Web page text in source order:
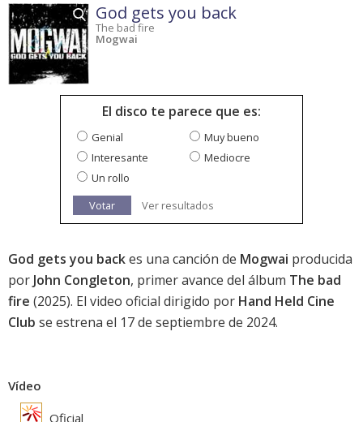
God gets you back
The bad fire
Mogwai
El disco te parece que es:
Genial
Muy bueno
Interesante
Mediocre
Un rollo
Votar
Ver resultados
God gets you backes una canción de Mogwai producida
por John Congleton, primer avance del álbum The bad
fire (2025). El video oficial dirigido por Hand Held Cine
Club se estrena el 17 de septiembre de 2024.
Vídeo
Oficial